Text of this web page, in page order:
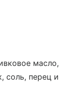
масло,
соль, перец и